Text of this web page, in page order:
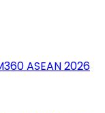
ASEAN 2026